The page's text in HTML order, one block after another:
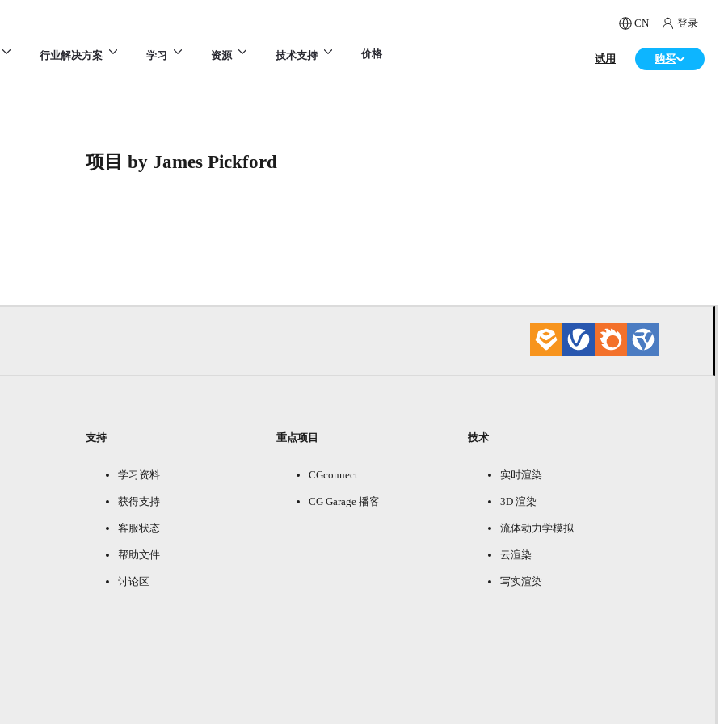
CN 登录
行业解决方案 学习 资源 技术支持 价格 试用 购买
项目 by James Pickford
支持
学习资料
获得支持
客服状态
帮助文件
讨论区
重点项目
CGconnect
CG Garage 播客
技术
实时渲染
3D 渲染
流体动力学模拟
云渲染
写实渲染